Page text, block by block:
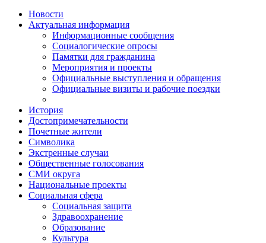
Новости
Актуальная информация
Информационные сообщения
Социалогические опросы
Памятки для гражданина
Мероприятия и проекты
Официальные выступления и обращения
Официальные визиты и рабочие поездки
История
Достопримечательности
Почетные жители
Символика
Экстренные случаи
Общественные голосования
СМИ округа
Национальные проекты
Социальная сфера
Социальная защита
Здравоохранение
Образование
Культура